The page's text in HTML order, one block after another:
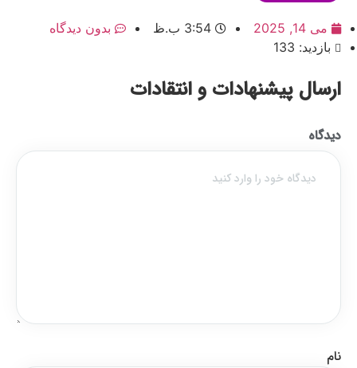
می 14, 2025 3:54 ب.ظ
بدون دیدگاه
بازدید: 133
ارسال پیشنهادات و انتقادات
دیدگاه
نام